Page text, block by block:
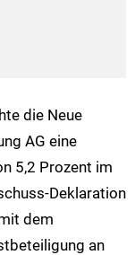
die Neue
AG eine
5,2 Prozent im
Deklaration
dem
an